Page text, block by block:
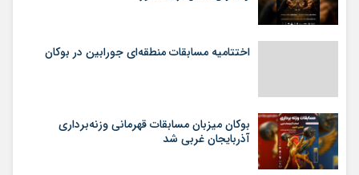
اختتامیه مسابقات منطقه‌ای جورابین در بوکان
بوکان میزبان مسابقات قهرمانی وزنه‌برداری
آذربایجان غربی شد